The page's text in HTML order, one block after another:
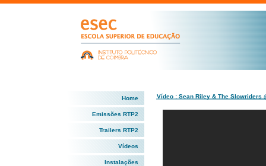
Home
Emissões RTP2
Trailers RTP2
Vídeos
Instalações
Vídeo : Sean Riley & The Slowriders